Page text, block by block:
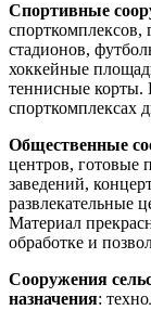
Спортивные
спорткомплексов,
стадионов,
хоккейные
теннисные корты.
спорткомплексах
Общественные
центров, готовые
заведений,
развлекательные
Материал
обработке и
Сооружения
назначения: